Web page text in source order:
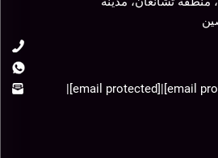
|
[email protected]
|